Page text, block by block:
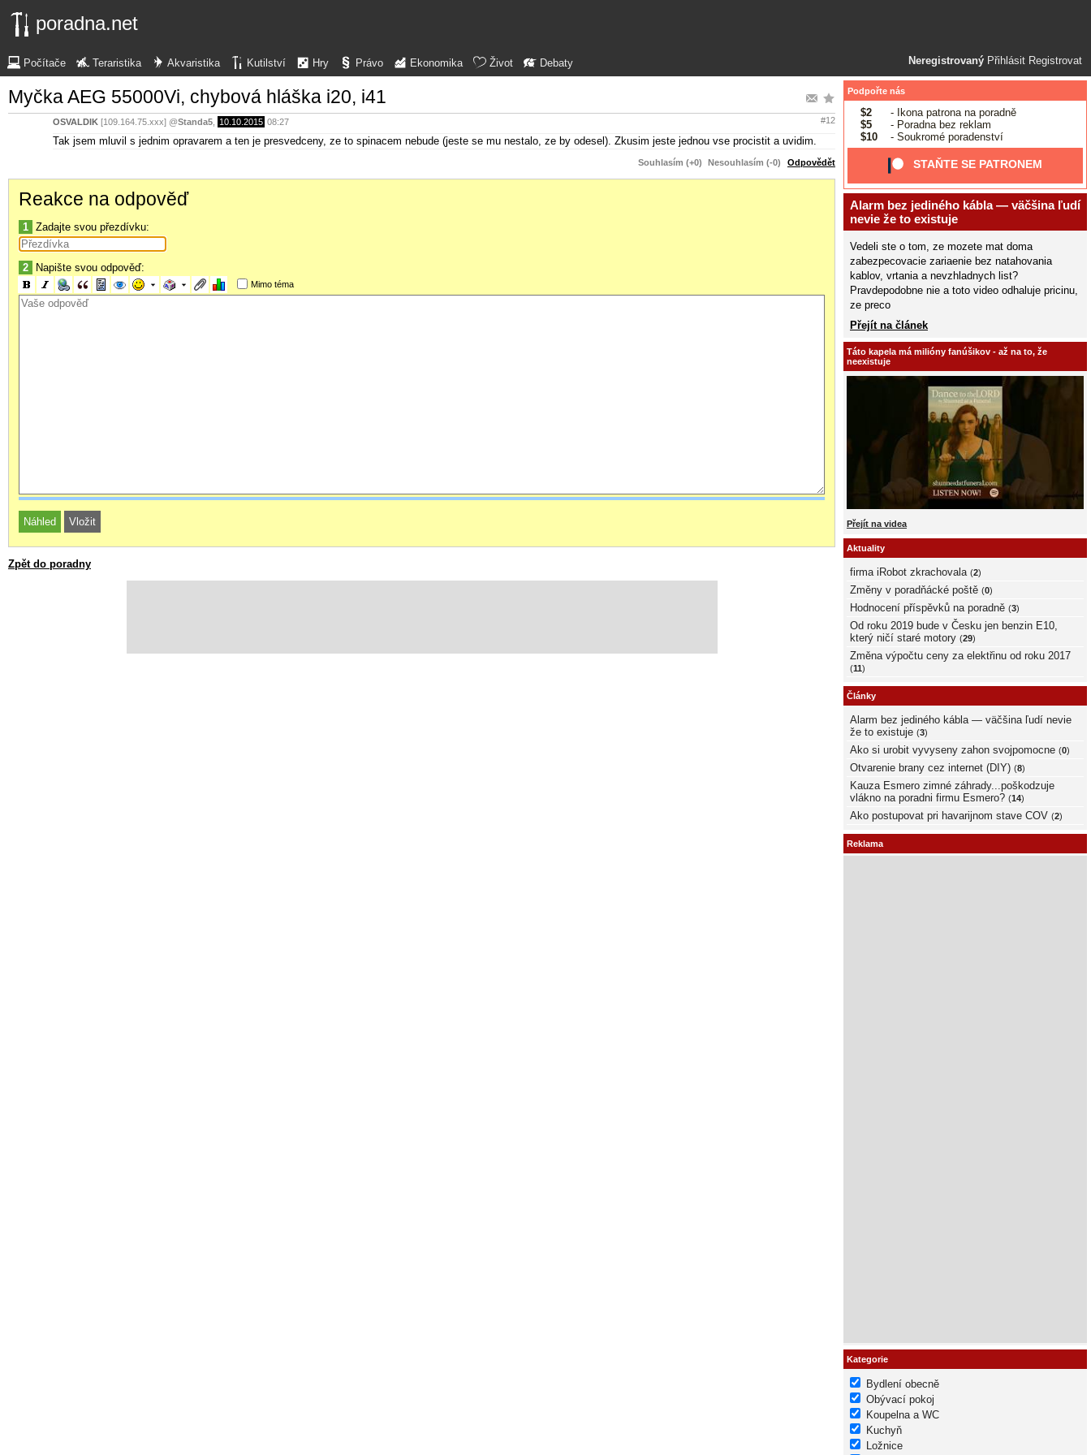
poradna.net
Neregistrovaný Přihlásit Registrovat
Počítače Teraristika Akvaristika Kutilství Hry Právo Ekonomika Život Debaty
Myčka AEG 55000Vi, chybová hláška i20, i41
OSVALDIK [109.164.75.xxx] @Standa5 10.10.2015 08:27 #12
Tak jsem mluvil s jednim opravarem a ten je presvedceny, ze to spinacem nebude (jeste se mu nestalo, ze by odesel). Zkusim jeste jednou vse procistit a uvidim.
Souhlasím (+0) Nesouhlasím (-0) Odpovědět
Reakce na odpověď
1 Zadajte svou přezdívku:
2 Napište svou odpověď:
Mimo téma
Zpět do poradny
Podpořte nás
$2
- Ikona patrona na poradně
$5
- Poradna bez reklam
$10
- Soukromé poradenství
STAŇTE SE PATRONEM
Alarm bez jediného kábla — väčšina ľudí
nevie že to existuje
Vedeli ste o tom, ze mozete mat doma
zabezpecovacie zariaenie bez natahovania
kablov, vrtania a nevzhladnych list?
Pravdepodobne nie a toto video odhaluje pricinu,
ze preco
Přejít na článek
Táto kapela má milióny fanúšikov - až na to, že
neexistuje
Přejít na videa
Aktuality
firma iRobot zkrachovala (2)
Změny v poradňácké poště (0)
Hodnocení příspěvků na poradně (3)
Od roku 2019 bude v Česku jen benzin E10,
který ničí staré motory (29)
Změna výpočtu ceny za elektřinu od roku 2017
(11)
Články
Alarm bez jediného kábla — väčšina ľudí nevie
že to existuje (3)
Ako si urobit vyvyseny zahon svojpomocne (0)
Otvarenie brany cez internet (DIY) (8)
Kauza Esmero zimné záhrady...poškodzuje
vlákno na poradni firmu Esmero? (14)
Ako postupovat pri havarijnom stave COV (2)
Reklama
Kategorie
Bydlení obecně
Obývací pokoj
Koupelna a WC
Kuchyň
Ložnice